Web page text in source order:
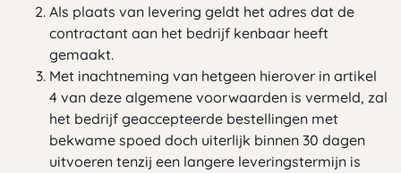
Als plaats van levering geldt het adres dat de
contractant aan het bedrijf kenbaar heeft
gemaakt.
Met inachtneming van hetgeen hierover in artikel
4 van deze algemene voorwaarden is vermeld, zal
het bedrijf geaccepteerde bestellingen met
bekwame spoed doch uiterlijk binnen 30 dagen
uitvoeren tenzij een langere leveringstermijn is